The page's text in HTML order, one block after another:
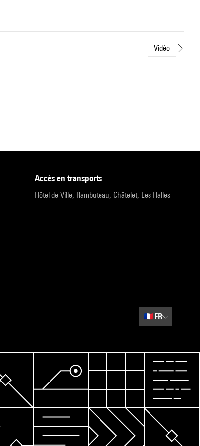
Vidéo
accès en transports
Hôtel de Ville, Rambuteau, Châtelet, Les Halles
🇫🇷 FR